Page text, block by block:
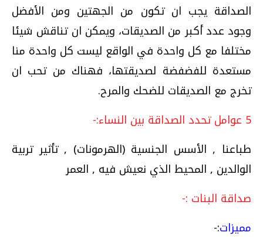
الصداقة يجب ان تكون من الجهتين ومن الأفضل
وجود عدد أكبر من الصديقات، ويمكن ان تناقش شيئا
مختلفا مع كل واحدة في الواقع ليست كل واحدة منا
مستعدة للفضفضة لصديقتها، فهناك من تحب ان
تخرج مع الصديقات للضحك والمرح.
5 عوامل تحدد الصداقة بين النساء:-
طباعنا , الأسس الجنسية (الهرمونات) , تأثير تربية
الوالدين , المحيط الذي نعيش فيه , العمر
صداقة البنات :-
مميزات:-